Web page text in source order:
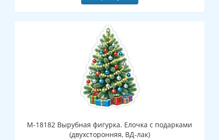
М-18182 Вырубная фигурка. Елочка с подарками
(двухсторонняя, ВД-лак)